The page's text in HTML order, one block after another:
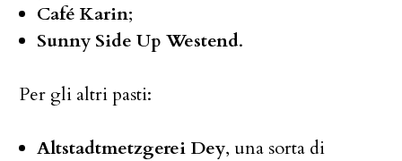
Café Karin;
Sunny Side Up Westend.
Per gli altri pasti:
Altstadtmetzgerei Dey, una sorta di